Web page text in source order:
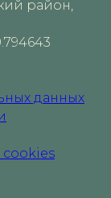
район,
данных
cookies